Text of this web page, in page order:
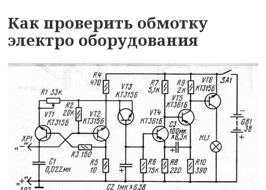
Как проверить обмотку
электро оборудования